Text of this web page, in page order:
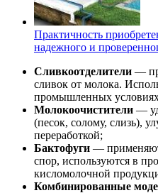
Практичность
надежного и
Сливкоотделители —
сливок от молока.
промышленных
Молокоочистители —
(песок, солому, слизь),
переработкой;
Бактофуги —
спор, используются в
кисломолочной
Комбинированные